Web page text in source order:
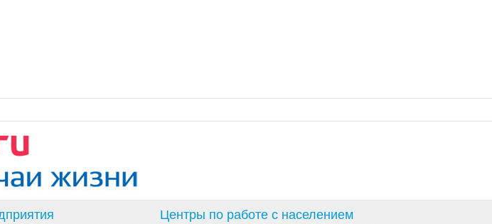
Центры по работе с населением